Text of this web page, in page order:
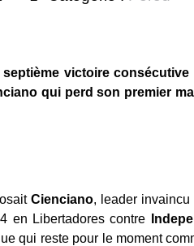
victoire
qui perd son premier
Cienciano, leader invaincu
en Libertadores contre
qui reste pour le moment